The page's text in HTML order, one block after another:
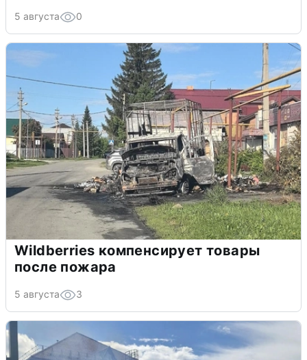
5 августа 0
Wildberries компенсирует товары
после пожара
5 августа 3